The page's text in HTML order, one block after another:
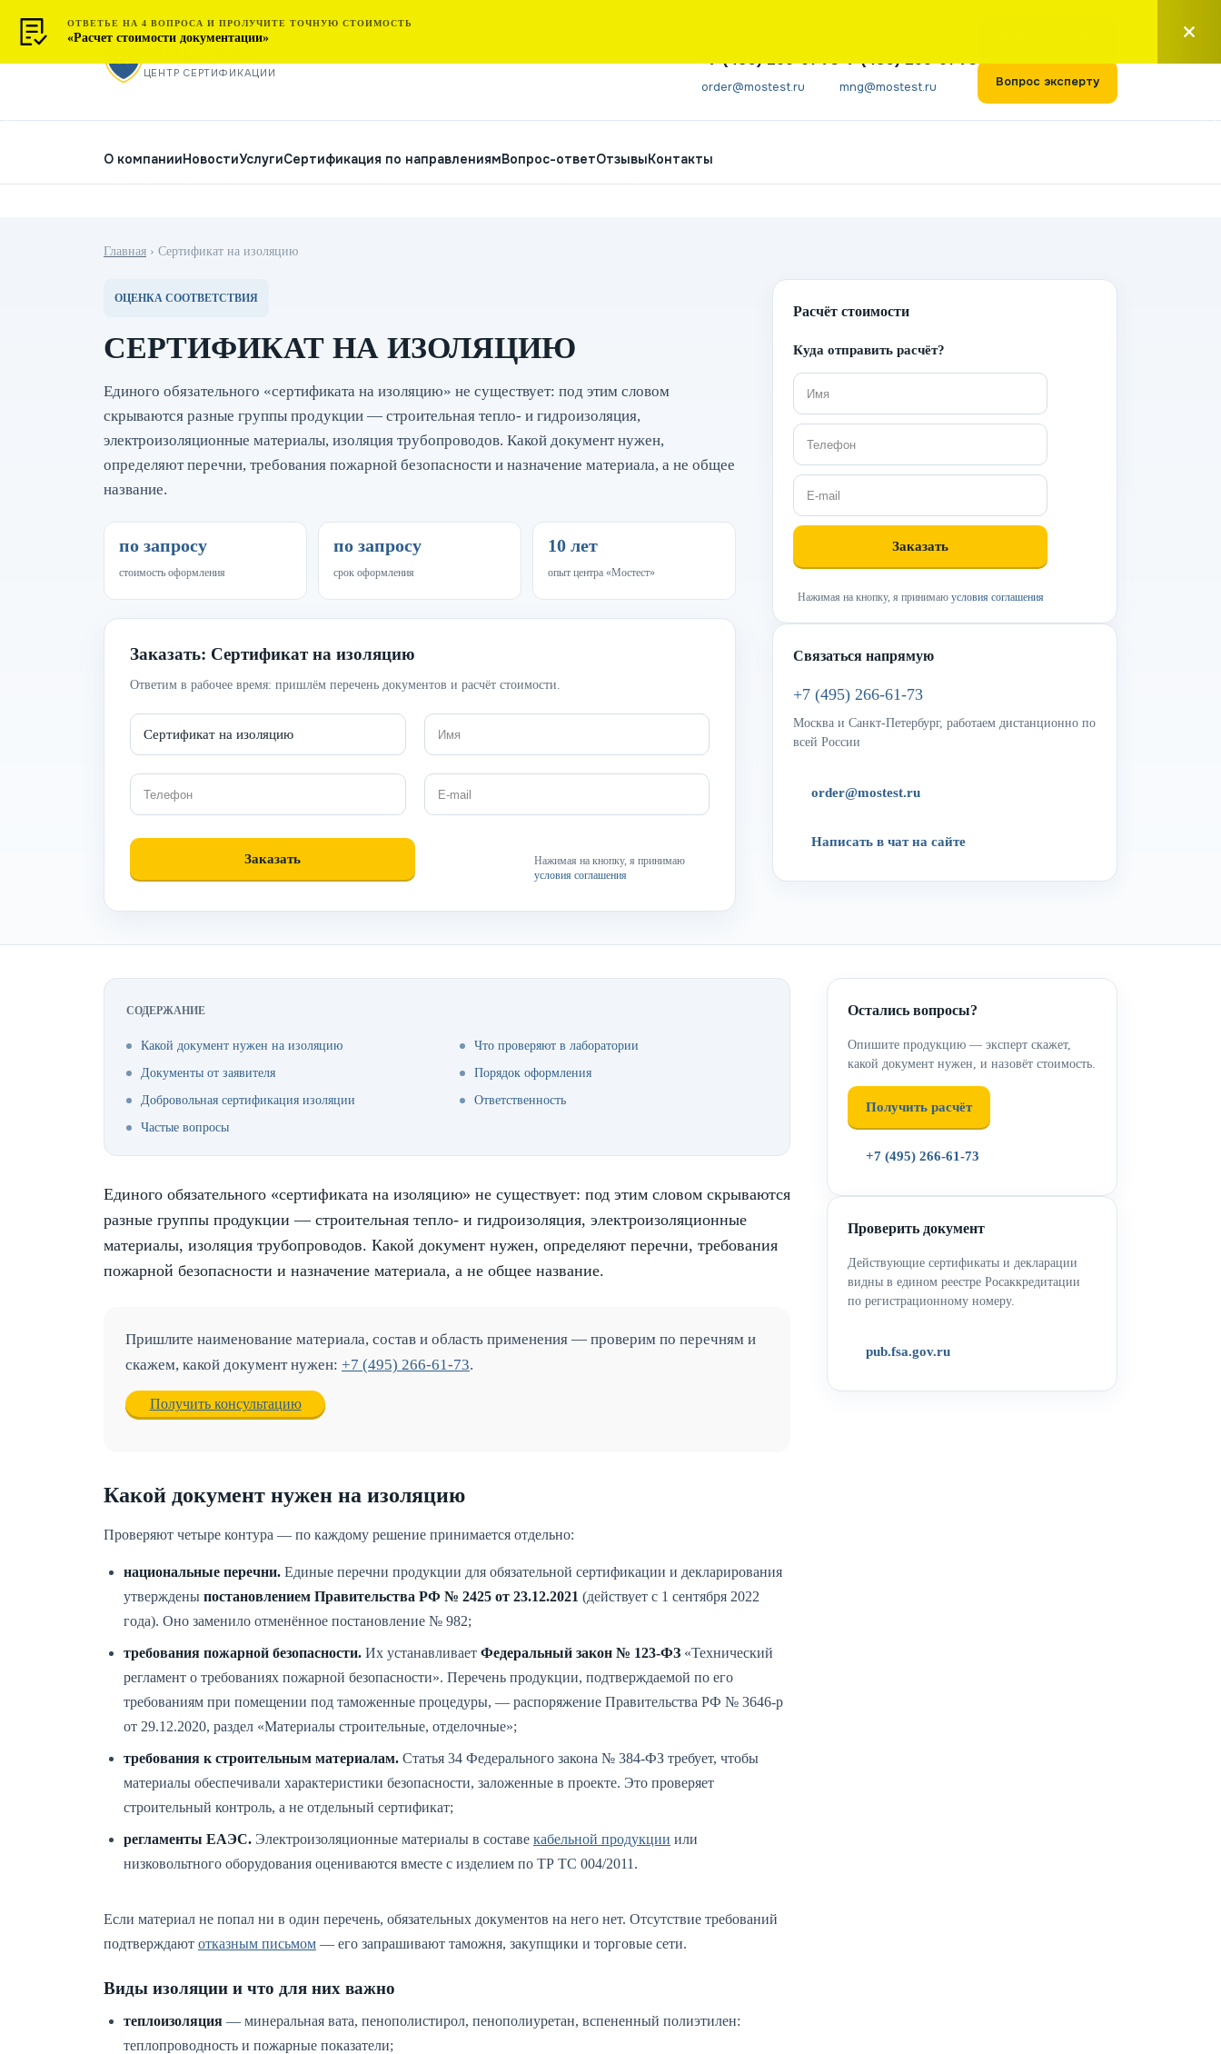
МОСТЕСТ
ЦЕНТР СЕРТИФИКАЦИИ
+7 (495) 266-61-73
order@mostest.ru
+7 (495) 266-61-73
mng@mostest.ru Вопрос эксперту
О компанииНовостиУслугиСертификация по направлениямВопрос-ответОтзывыКонтакты
Главная › Сертификат на изоляцию
ОЦЕНКА СООТВЕТСТВИЯ
СЕРТИФИКАТ НА ИЗОЛЯЦИЮ
Единого обязательного «сертификата на изоляцию» не существует: под этим словом
скрываются разные группы продукции — строительная тепло- и гидроизоляция,
электроизоляционные материалы, изоляция трубопроводов. Какой документ нужен,
определяют перечни, требования пожарной безопасности и назначение материала, а не общее
название.
по запросу
стоимость оформления
по запросу
срок оформления
10 лет
опыт центра «Мостест»
Заказать: Сертификат на изоляцию
Ответим в рабочее время: пришлём перечень документов и расчёт стоимости.
Нажимая на кнопку, я принимаю
условия соглашения
Расчёт стоимости
Куда отправить расчёт?
Нажимая на кнопку, я принимаю условия соглашения
Связаться напрямую
+7 (495) 266-61-73
Москва и Санкт-Петербург, работаем дистанционно по
всей России
order@mostest.ru
Написать в чат на сайте
СОДЕРЖАНИЕ
Какой документ нужен на изоляцию
Что проверяют в лаборатории
Документы от заявителя
Порядок оформления
Добровольная сертификация изоляции
Ответственность
Частые вопросы
Единого обязательного «сертификата на изоляцию» не существует: под этим словом скрываются
разные группы продукции — строительная тепло- и гидроизоляция, электроизоляционные
материалы, изоляция трубопроводов. Какой документ нужен, определяют перечни, требования
пожарной безопасности и назначение материала, а не общее название.
Пришлите наименование материала, состав и область применения — проверим по перечням и
скажем, какой документ нужен: +7 (495) 266-61-73.
Получить консультацию
Какой документ нужен на изоляцию
Проверяют четыре контура — по каждому решение принимается отдельно:
национальные перечни. Единые перечни продукции для обязательной сертификации и декларирования
утверждены постановлением Правительства РФ № 2425 от 23.12.2021 (действует с 1 сентября 2022
года). Оно заменило отменённое постановление № 982;
требования пожарной безопасности. Их устанавливает Федеральный закон № 123-ФЗ «Технический
регламент о требованиях пожарной безопасности». Перечень продукции, подтверждаемой по его
требованиям при помещении под таможенные процедуры, — распоряжение Правительства РФ № 3646-р
от 29.12.2020, раздел «Материалы строительные, отделочные»;
требования к строительным материалам. Статья 34 Федерального закона № 384-ФЗ требует, чтобы
материалы обеспечивали характеристики безопасности, заложенные в проекте. Это проверяет
строительный контроль, а не отдельный сертификат;
регламенты ЕАЭС. Электроизоляционные материалы в составе кабельной продукции или
низковольтного оборудования оцениваются вместе с изделием по ТР ТС 004/2011.
Если материал не попал ни в один перечень, обязательных документов на него нет. Отсутствие требований
подтверждают отказным письмом — его запрашивают таможня, закупщики и торговые сети.
Виды изоляции и что для них важно
теплоизоляция — минеральная вата, пенополистирол, пенополиуретан, вспененный полиэтилен:
теплопроводность и пожарные показатели;
Остались вопросы?
Опишите продукцию — эксперт скажет,
какой документ нужен, и назовёт стоимость.
Получить расчёт
+7 (495) 266-61-73
Проверить документ
Действующие сертификаты и декларации
видны в едином реестре Росаккредитации
по регистрационному номеру.
pub.fsa.gov.ru
ОТВЕТЬЕ НА 4 ВОПРОСА И ПРОЛУЧИТЕ ТОЧНУЮ СТОИМОСТЬ
«Расчет стоимости документации»